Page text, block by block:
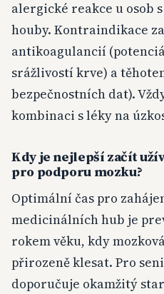
alergické reakce u osob
houby. Kontraindikace
antikoagulancií
srážlivostí krve) a
bezpečnostních dat).
kombinaci s léky na
Kdy je nejlepší začít
pro podporu mozku?
Optimální čas pro
medicinálních hub je
rokem věku, kdy
přirozeně klesat. Pro
doporučuje okamžitý